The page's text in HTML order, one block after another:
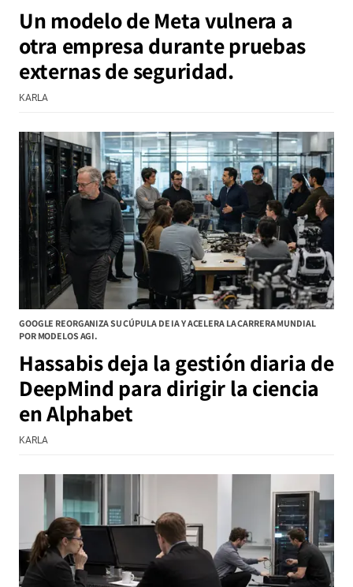
Un modelo de Meta vulnera a
otra empresa durante pruebas
externas de seguridad.
KARLA
GOOGLE REORGANIZA SU CÚPULA DE IA Y ACELERA LA CARRERA MUNDIAL
POR MODELOS AGI.
Hassabis deja la gestión diaria de
DeepMind para dirigir la ciencia
en Alphabet
KARLA